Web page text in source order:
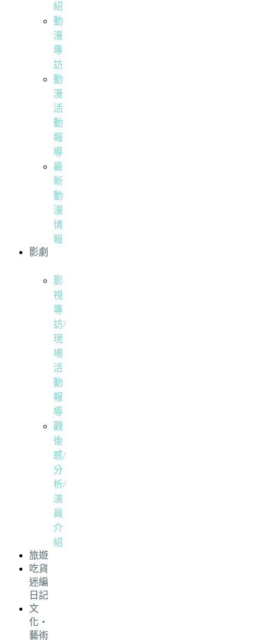
紹
動
漫
專
訪
動
漫
活
動
報
導
最
新
動
漫
情
報
影劇
影
視
專
訪/
現
場
活
動
報
導
觀
後
感/
分
析/
演
員
介
紹
旅遊
吃貨
迷編
日記
文
化・
藝術